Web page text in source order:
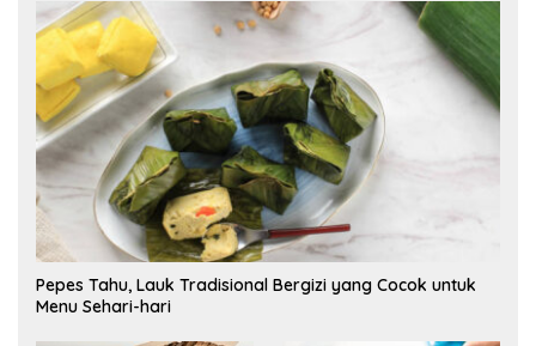
Pepes Tahu, Lauk Tradisional Bergizi yang Cocok untuk
Menu Sehari-hari